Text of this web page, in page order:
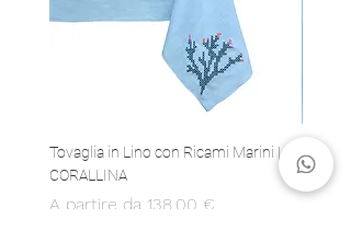
Tovaglia in Lino con Ricami Marini |
CORALLINA
A partire da 138,00 €
Prezzo scontato
Set 4
Marini |